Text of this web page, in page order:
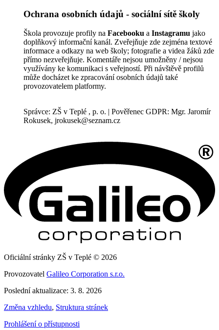
Ochrana osobních údajů - sociální sítě školy
Škola provozuje profily na Facebooku a Instagramu jako
doplňkový informační kanál. Zveřejňuje zde zejména textové
informace a odkazy na web školy; fotografie a videa žáků zde
přímo nezveřejňuje. Komentáře nejsou umožněny / nejsou
využívány ke komunikaci s veřejností. Při návštěvě profilů
může docházet ke zpracování osobních údajů také
provozovatelem platformy.
Správce: ZŠ v Teplé , p. o. | Pověřenec GDPR: Mgr. Jaromír
Rokusek, jrokusek@seznam.cz
Oficiální stránky ZŠ v Teplé © 2026
Provozovatel Galileo Corporation s.r.o.
Poslední aktualizace: 3. 8. 2026
Změna vzhledu, Struktura stránek
Prohlášení o přístupnosti